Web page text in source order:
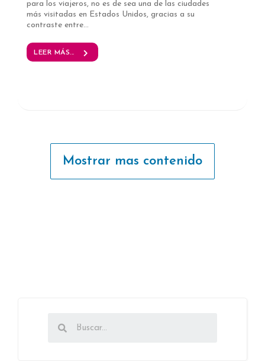
para los viajeros, no es de sea una de las ciudades
más visitadas en Estados Unidos, gracias a su
contraste entre...
LEER MÁS...
Mostrar mas contenido